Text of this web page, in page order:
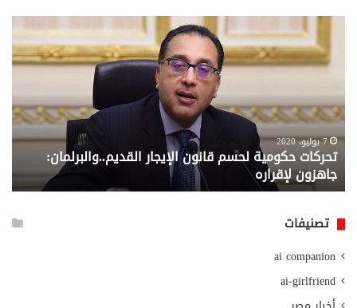
تحركات
حكومية
لحسم
قانون
القديم..والبرلمان:
جاهزون
لإقراره
7 يوليو، 2020
تحركات حكومية لحسم قانون الإيجار القديم..والبرلمان:
جاهزون لإقراره
..
من
تصنيفات
ai companion
ai-girlfriend